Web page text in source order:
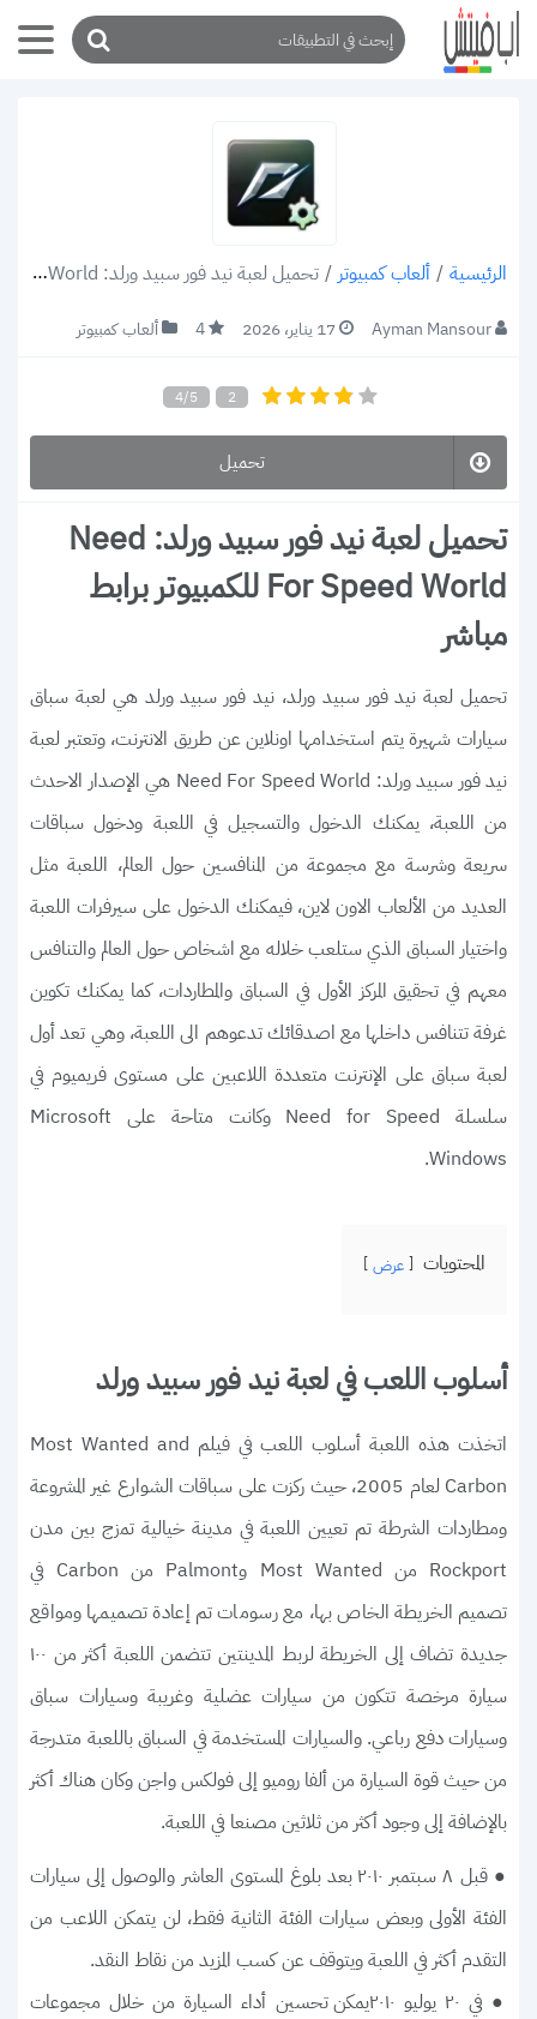
الرئيسية / ألعاب كمبيوتر / تحميل لعبة نيد فور سبيد ورلد: Need For Speed World للكمبيوتر برابط مباشر
Ayman Mansour 17 يناير، 2026 4 ألعاب كمبيوتر
4/5 2
تحميل
تحميل لعبة نيد فور سبيد ورلد: Need
For Speed World للكمبيوتر برابط
مباشر
تحميل لعبة نيد فور سبيد ورلد، نيد فور سبيد ورلد هي لعبة سباق
سيارات شهيرة يتم استخدامها اونلاين عن طريق الانترنت، وتعتبر لعبة
نيد فور سبيد ورلد: Need For Speed World هي الإصدار الاحدث
من اللعبة، يمكنك الدخول والتسجيل في اللعبة ودخول سباقات
سريعة وشرسة مع مجموعة من المنافسين حول العالم، اللعبة مثل
العديد من الألعاب الاون لاين، فيمكنك الدخول على سيرفرات اللعبة
واختيار السباق الذي ستلعب خلاله مع اشخاص حول العالم والتنافس
معهم في تحقيق المركز الأول في السباق والمطاردات، كما يمكنك تكوين
غرفة تتنافس داخلها مع اصدقائك تدعوهم الى اللعبة، وهي تعد أول
لعبة سباق على الإنترنت متعددة اللاعبين على مستوى فريميوم في
سلسلة Need for Speed وكانت متاحة على Microsoft
Windows.
المحتويات عرض
أسلوب اللعب في لعبة نيد فور سبيد ورلد
اتخذت هذه اللعبة أسلوب اللعب في فيلم Most Wanted and
Carbon لعام 2005، حيث ركزت على سباقات الشوارع غير المشروعة
ومطاردات الشرطة تم تعيين اللعبة في مدينة خيالية تمزج بين مدن
Rockport من Most Wanted وPalmont من Carbon في
تصميم الخريطة الخاص بها، مع رسومات تم إعادة تصميمها ومواقع
جديدة تضاف إلى الخريطة لربط المدينتين تتضمن اللعبة أكثر من ١٠٠
سيارة مرخصة تتكون من سيارات عضلية وغريبة وسيارات سباق
وسيارات دفع رباعي. والسيارات المستخدمة في السباق باللعبة متدرجة
من حيث قوة السيارة من ألفا روميو إلى فولكس واجن وكان هناك أكثر
بالإضافة إلى وجود أكثر من ثلاثين مصنعا في اللعبة.
● قبل ٨ سبتمبر ٢٠١٠ بعد بلوغ المستوى العاشر والوصول إلى سيارات
الفئة الأولى وبعض سيارات الفئة الثانية فقط، لن يتمكن اللاعب من
التقدم أكثر في اللعبة ويتوقف عن كسب المزيد من نقاط النقد.
● في ٢٠ يوليو ٢٠١٠يمكن تحسين أداء السيارة من خلال مجموعات